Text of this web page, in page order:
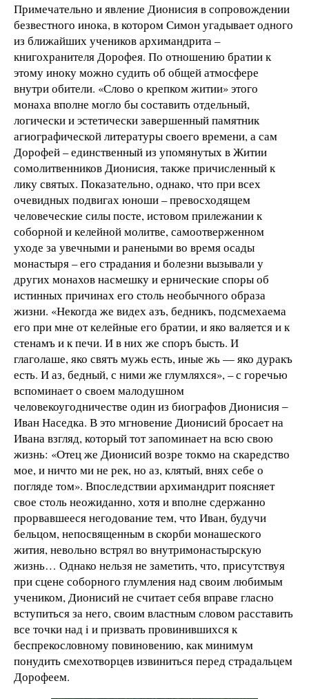
Примечательно и явление Дионисия в сопровождении
безвестного инока, в котором Симон угадывает одного
из ближайших учеников архимандрита –
книгохранителя Дорофея. По отношению братии к
этому иноку можно судить об общей атмосфере
внутри обители. «Слово о крепком житии» этого
монаха вполне могло бы составить отдельный,
логически и эстетически завершенный памятник
агиографической литературы своего времени, а сам
Дорофей – единственный из упомянутых в Житии
сомолитвенников Дионисия, также причисленный к
лику святых. Показательно, однако, что при всех
очевидных подвигах юноши – превосходящем
человеческие силы посте, истовом прилежании к
соборной и келейной молитве, самоотверженном
уходе за увечными и ранеными во время осады
монастыря – его страдания и болезни вызывали у
других монахов насмешку и ернические споры об
истинных причинах его столь необычного образа
жизни. «Некогда же видех азъ, бедникъ, подсмехаема
его при мне от келейные его братии, и яко валяется и к
стенамъ и к печи. И в них же споръ бысть. И
глаголаше, яко святъ мужь есть, иные жь — яко дуракъ
есть. И аз, бедный, с ними же глумляхся», – с горечью
вспоминает о своем малодушном
человекоугодничестве один из биографов Дионисия ‒
Иван Наседка. В это мгновение Дионисий бросает на
Ивана взгляд, который тот запоминает на всю свою
жизнь: «Отец же Дионисий возре токмо на скаредство
мое, и ничто ми не рек, но аз, клятый, внях себе о
погляде том». Впоследствии архимандрит поясняет
свое столь неожиданно, хотя и вполне сдержанно
прорвавшееся негодование тем, что Иван, будучи
бельцом, непосвященным в скорби монашеского
жития, невольно встрял во внутримонастырскую
жизнь… Однако нельзя не заметить, что, присутствуя
при сцене соборного глумления над своим любимым
учеником, Дионисий не считает себя вправе гласно
вступиться за него, своим властным словом расставить
все точки над i и призвать провинившихся к
беспрекословному повиновению, как минимум
понудить смехотворцев извиниться перед страдальцем
Дорофеем.